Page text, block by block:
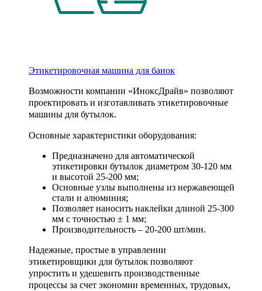
Этикетировочная машина для банок
Возможности компании «ИноксДрайв» позволяют
проектировать и изготавливать этикетировочные
машины для бутылок.
Основные характеристики оборудования:
Предназначено для автоматической
этикетировки бутылок диаметром 30-120 мм
и высотой 25-200 мм;
Основные узлы выполнены из нержавеющей
стали и алюминия;
Позволяет наносить наклейки длиной 25-300
мм с точностью ± 1 мм;
Производительность – 20-200 шт/мин.
Надежные, простые в управлении
этикетировщики для бутылок позволяют
упростить и удешевить производственные
процессы за счет экономии временных, трудовых,